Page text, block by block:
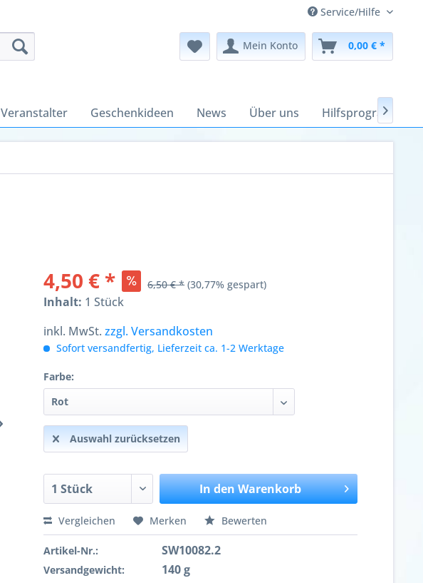
Service/Hilfe
Mein Konto 0,00 € *
Veranstalter Geschenkideen News Über uns Hilfsprogramme

4,50 € * 6,50 € * (30,77% gespart)
Inhalt: 1 Stück
inkl. MwSt.zzgl. Versandkosten
Sofort versandfertig, Lieferzeit ca. 1-2 Werktage
Farbe:
Auswahl zurücksetzen
In denWarenkorb
Vergleichen Merken Bewerten
Artikel-Nr.: SW10082.2
Versandgewicht: 140 g